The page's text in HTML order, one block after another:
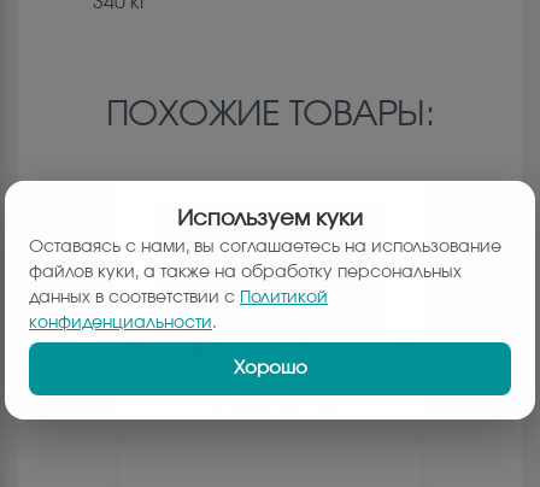
ПОХОЖИЕ ТОВАРЫ:
Используем куки
Оставаясь с нами, вы соглашаетесь на использование
файлов куки, а также на обработку персональных
данных в соответствии с
Политикой
конфиденциальности.
Хорошо